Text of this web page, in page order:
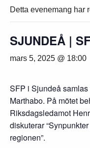
Detta evenemang har
SJUNDEÅ |
mars 5, 2025 @ 18:00
SFP i Sjundeå
Marthabo. På mötet
Riksdagsledamot
diskuterar
regionen”.